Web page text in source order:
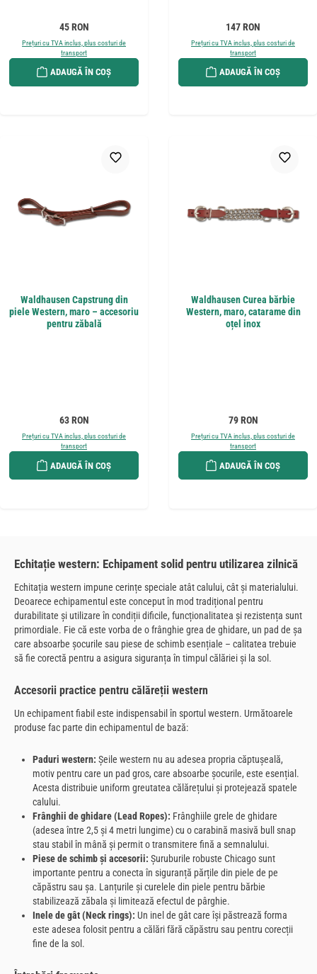
Preț obișnuit:
45 RON
Prețuri cu TVA inclus, plus costuri de
transport
ADAUGĂ ÎN COȘ
Preț obișnuit:
147 RON
Prețuri cu TVA inclus, plus costuri de
transport
ADAUGĂ ÎN COȘ
Waldhausen Capstrung din
piele Western, maro – accesoriu
pentru zăbală
Preț obișnuit:
63 RON
Prețuri cu TVA inclus, plus costuri de
transport
ADAUGĂ ÎN COȘ
Waldhausen Curea bărbie
Western, maro, catarame din
oțel inox
Preț obișnuit:
79 RON
Prețuri cu TVA inclus, plus costuri de
transport
ADAUGĂ ÎN COȘ
Echitație western: Echipament solid pentru utilizarea zilnică
Echitația western impune cerințe speciale atât calului, cât și materialului.
Deoarece echipamentul este conceput în mod tradițional pentru
durabilitate și utilizare în condiții dificile, funcționalitatea și rezistența sunt
primordiale. Fie că este vorba de o frânghie grea de ghidare, un pad de șa
care absoarbe șocurile sau piese de schimb esențiale – calitatea trebuie
să fie corectă pentru a asigura siguranța în timpul călăriei și la sol.
Accesorii practice pentru călăreții western
Un echipament fiabil este indispensabil în sportul western. Următoarele
produse fac parte din echipamentul de bază:
Paduri western: Șeile western nu au adesea propria căptușeală,
motiv pentru care un pad gros, care absoarbe șocurile, este esențial.
Acesta distribuie uniform greutatea călărețului și protejează spatele
calului.
Frânghii de ghidare (Lead Ropes): Frânghiile grele de ghidare
(adesea între 2,5 și 4 metri lungime) cu o carabină masivă bull snap
stau stabil în mână și permit o transmitere fină a semnalului.
Piese de schimb și accesorii: Șuruburile robuste Chicago sunt
importante pentru a conecta în siguranță părțile din piele de pe
căpăstru sau șa. Lanțurile și curelele din piele pentru bărbie
stabilizează zăbala și limitează efectul de pârghie.
Inele de gât (Neck rings): Un inel de gât care își păstrează forma
este adesea folosit pentru a călări fără căpăstru sau pentru corecții
fine de la sol.